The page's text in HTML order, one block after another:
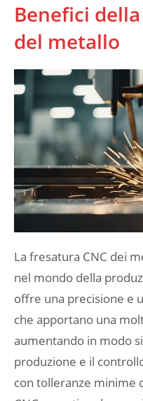
Benefici
del metallo
La fresatura CNC dei
nel mondo della
offre una precisione e
che apportano una
aumentando in modo
produzione e il
con tolleranze minime